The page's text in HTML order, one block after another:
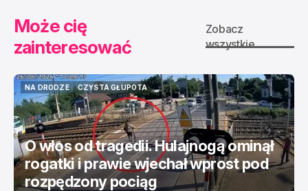
Może cię
zainteresować
Zobacz
wszystkie
NA DRODZE
NA DRODZE
CZYSTA GŁUPOTA
CZYSTA GŁUPOTA
O włos od tragedii. Hulajnogą ominął
rogatki i prawie wjechał wprost pod
rozpędzony pociąg